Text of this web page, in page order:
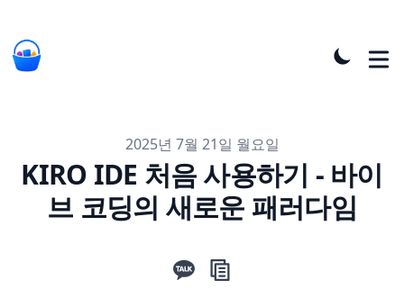
2025년 7월 21일 월요일
KIRO IDE 처음 사용하기 - 바이
브 코딩의 새로운 패러다임